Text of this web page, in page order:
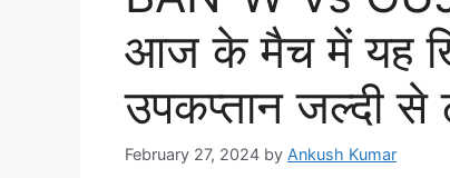
आज के मैच में यह
उपकप्तान जल्दी से
February 27, 2024 by Ankush Kumar